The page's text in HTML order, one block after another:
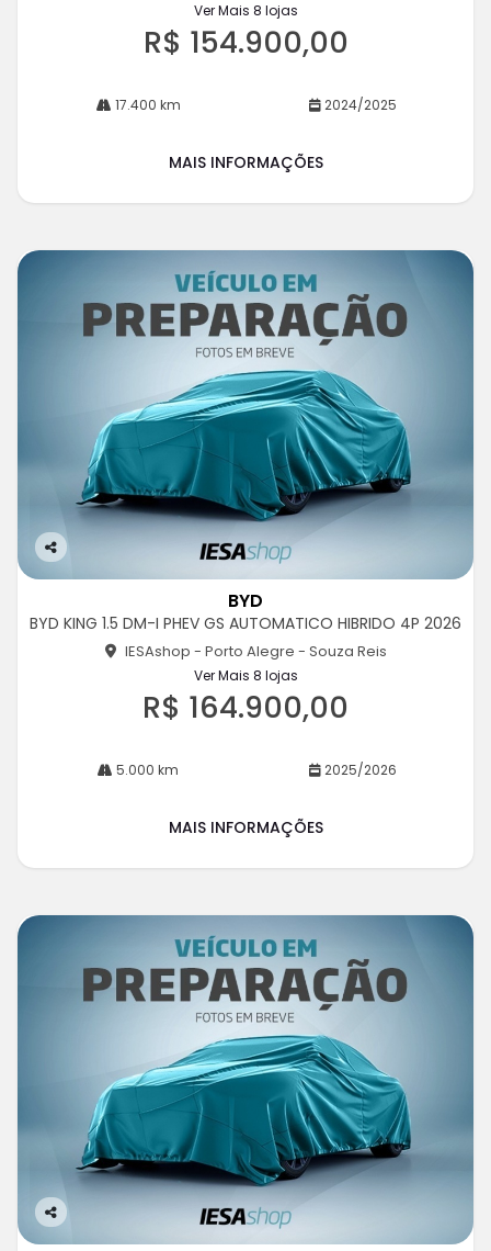
Ver Mais 8 lojas
R$ 154.900,00
17.400 km 2024/2025
MAIS INFORMAÇÕES
Co
rtil
BYD
BYD KING 1.5 DM-I PHEV GS AUTOMATICO HIBRIDO 4P 2026
IESAshop - Porto Alegre - Souza Reis
Ver Mais 8 lojas
R$ 164.900,00
5.000 km 2025/2026
MAIS INFORMAÇÕES
Co